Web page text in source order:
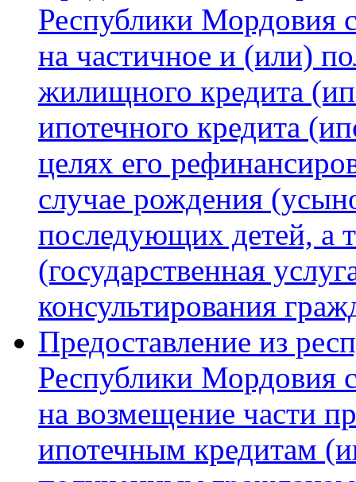
Республики Мордовия
на частичное и (или)
жилищного кредита
ипотечного кредита
целях его
случае рождения
последующих детей, а
(государственная
консультирования
Предоставление из
Республики Мордовия
на возмещение части
ипотечным кредитам